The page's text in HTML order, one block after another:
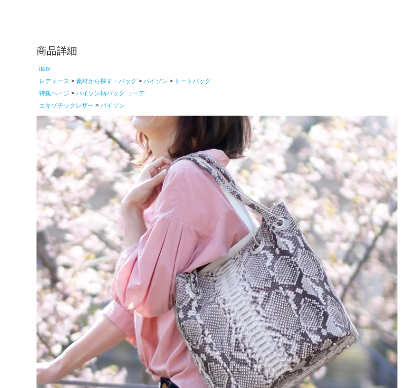
商品詳細
item
レディース
素材から探す・バッグ パイソン
トートバッグ
特集ページ
パイソン柄バッグ コーデ
エキゾチックレザー
パイソン